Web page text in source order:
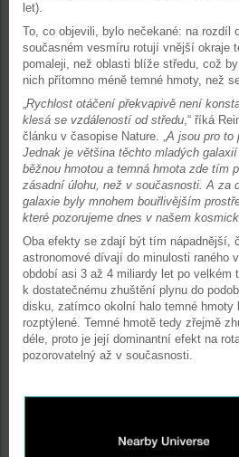
let).
To, co objevili, bylo nečekané: na rozdíl
současném vesmíru rotují vnější okraje
pomaleji, než oblasti blíže středu, což
nich přítomno méně temné hmoty, než
„Rychlost otáčení překvapivě není
klesá se vzdáleností od středu,“ říká
článku v časopise Nature. „A jsou pro to
Jednak je většina těchto mladých
běžnou hmotou a temná hmota zde tím
zásadní úlohu, než v současnosti. A za
galaxie byly mnohem bouřlivějším
které pozorujeme dnes v našem
Oba efekty se zdají být tím nápadnější,
astronomové dívají do minulosti raného
období asi 3 až 4 miliardy let po velkém
k dostatečnému zhuštění plynu do
disku, zatímco okolní halo temné
rozptýlené. Temné hmotě tedy zřejmě
déle, proto je její dominantní efekt na
pozorovatelný až v současnosti.